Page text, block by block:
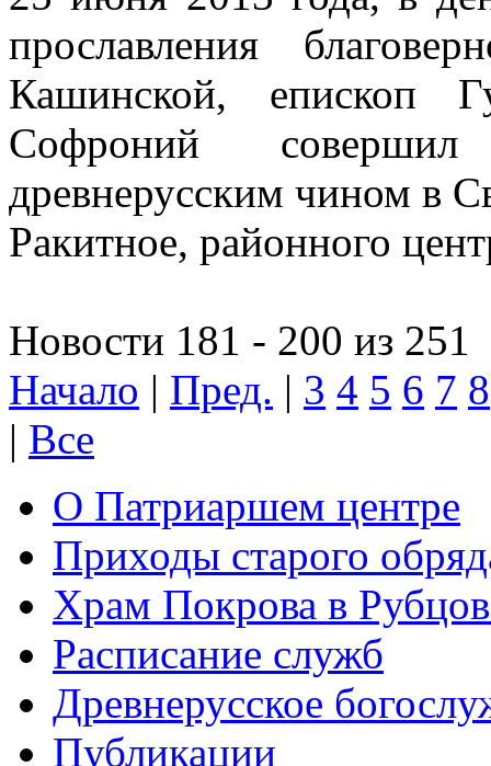
прославления
Кашинской, епископ
Софроний
древнерусским чином в
Ракитное, районного
Новости 181 - 200 из 251
Начало | Пред. | 3 4 5 6 7 8
| Все
О Патриаршем центре
Приходы старого
Храм Покрова в
Расписание служб
Древнерусское
Публикации